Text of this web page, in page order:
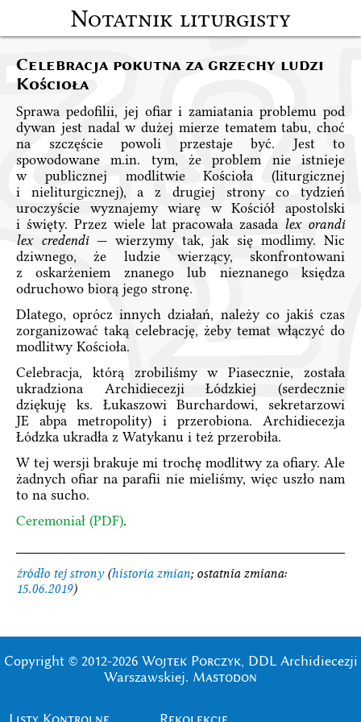
Notatnik liturgisty
Celebracja pokutna za grzechy ludzi
Kościoła
Sprawa pedofilii, jej ofiar i zamiatania problemu pod
dywan jest nadal w dużej mierze tematem tabu, choć
na szczęście powoli przestaje być. Jest to
spowodowane m.in. tym, że problem nie istnieje
w publicznej modlitwie Kościoła (liturgicznej
i nieliturgicznej), a z drugiej strony co tydzień
uroczyście wyznajemy wiarę w Kościół apostolski
i święty. Przez wiele lat pracowała zasada lex orandi
lex credendi— wierzymy tak, jak się modlimy. Nic
dziwnego, że ludzie wierzący, skonfrontowani
z oskarżeniem znanego lub nieznanego księdza
odruchowo biorą jego stronę.
Dlatego, oprócz innych działań, należy co jakiś czas
zorganizować taką celebrację, żeby temat włączyć do
modlitwy Kościoła.
Celebracja, którą zrobiliśmy w Piasecznie, została
ukradziona Archidiecezji Łódzkiej (serdecznie
dziękuję ks. Łukaszowi Burchardowi, sekretarzowi
JE abpa metropolity) i przerobiona. Archidiecezja
Łódzka ukradła z Watykanu i też przerobiła.
W tej wersji brakuje mi trochę modlitwy za ofiary. Ale
żadnych ofiar na parafii nie mieliśmy, więc uszło nam
to na sucho.
Ceremoniał (PDF).
źródło tej strony(historia zmian; ostatnia zmiana:
15.06.2019)
Copyright © 2012-2026 Wojtek Porczyk, DDL Archidiecezji
Warszawskiej. Mastodon